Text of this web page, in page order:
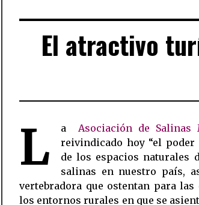
El atractivo
L a Asociación de Salinas
reivindicado hoy “el
de los espacios naturales
salinas en nuestro país,
vertebradora que ostentan para las
los entornos rurales en que se